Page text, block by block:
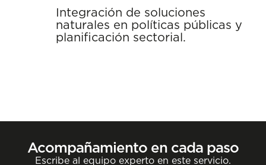
Integración de soluciones
naturales en políticas públicas y
planificación sectorial.
Acompañamiento en cada paso
Escribe al equipo experto en este servicio.